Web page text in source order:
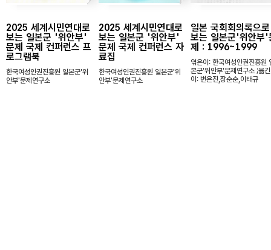
2025 세계시민연대로
보는 일본군 '위안부'
문제 국제 컨퍼런스 프
로그램북
한국여성인권진흥원 일본군'위
안부'문제연구소
2025 세계시민연대로
보는 일본군 '위안부'
문제 국제 컨퍼런스 자
료집
한국여성인권진흥원 일본군'위
안부'문제연구소
일본 국회회의록으로
보는 일본군'위안부'
제 : 1996~1999
엮은이: 한국여성인권진흥원
본군'위안부'문제연구소 ;옮긴
이: 변은진,장순순,이태규